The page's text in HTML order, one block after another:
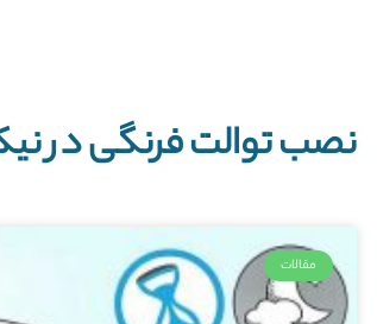
نصب توالت فرنگی در
مقالات